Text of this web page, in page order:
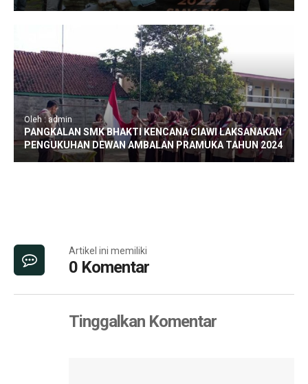
Oleh : admin
PANGKALAN SMK BHAKTI KENCANA CIAWI LAKSANAKAN
PENGUKUHAN DEWAN AMBALAN PRAMUKA TAHUN 2024
Artikel ini memiliki
0 Komentar
Tinggalkan Komentar